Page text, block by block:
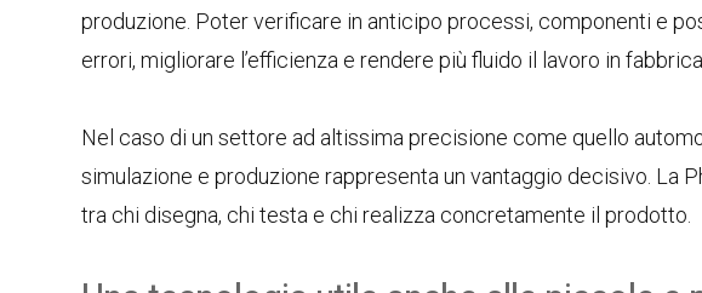
produzione. Poter verificare in anticipo processi, componenti e
errori, migliorare l’efficienza e rendere più fluido il lavoro in fabbrica.
Nel caso di un settore ad altissima precisione come quello
simulazione e produzione rappresenta un vantaggio decisivo. La
tra chi disegna, chi testa e chi realizza concretamente il prodotto.